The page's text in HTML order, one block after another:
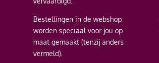
Bestellingen in de webshop
worden speciaal voor jou op
maat gemaakt (tenzij anders
vermeld).